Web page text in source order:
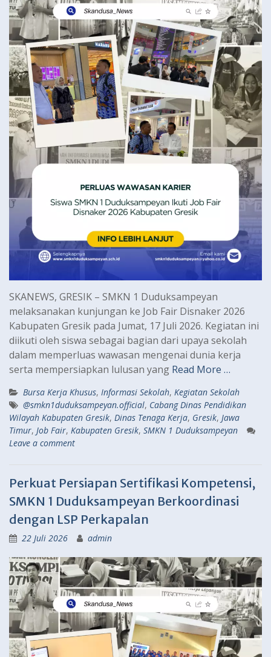
SKANEWS, GRESIK – SMKN 1 Duduksampeyan
melaksanakan kunjungan ke Job Fair Disnaker 2026
Kabupaten Gresik pada Jumat, 17 Juli 2026. Kegiatan ini
diikuti oleh siswa sebagai bagian dari upaya sekolah
dalam memperluas wawasan mengenai dunia kerja
serta mempersiapkan lulusan yang Read More …
Bursa Kerja Khusus, Informasi Sekolah, Kegiatan Sekolah
@smkn1duduksampeyan.official, Cabang Dinas Pendidikan
Wilayah Kabupaten Gresik, Dinas Tenaga Kerja, Gresik, Jawa
Timur, Job Fair, Kabupaten Gresik, SMKN 1 Duduksampeyan
Leave a comment
Perkuat Persiapan Sertifikasi Kompetensi,
SMKN 1 Duduksampeyan Berkoordinasi
dengan LSP Perkapalan
22 Juli 2026 admin